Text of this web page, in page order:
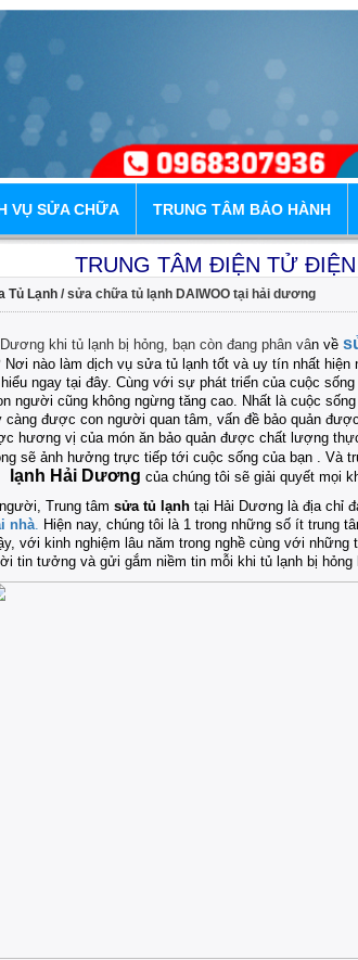
VỤ SỬA CHỮA TRUNG TÂM BẢO HÀNH
TRUNG TÂM ĐIỆN TỬ ĐIỆN
Địa Chỉ 1:Nhà Vườn
Tủ Lạnh / sửa chữa tủ lạnh DAIWOO tại hải dương
khi tủ lạnh bị hỏng, bạn còn đang phân vân về
Nơi nào làm dịch vụ sửa tủ lạnh tốt và uy tín nhất hiện
ngay tại đây. Cùng với sự phát triển của cuộc
người cũng không ngừng tăng cao. Nhất là cuộc
càng được con người quan tâm, vấn đề bảo quản
hương vị của món ăn bảo quản được chất lượng
sẽ ảnh hưởng trực tiếp tới cuộc sống của bạn . Và
lạnh Hải Dương của chúng tôi sẽ giải quyết mọi
Trung tâm sửa tủ lạnh tại Hải Dương là địa chỉ
nhà
Hiện nay, chúng tôi là 1 trong những số ít trung
với kinh nghiệm lâu năm trong nghề cùng với những
tin tưởng và gửi gắm niềm tin mỗi khi tủ lạnh bị hỏng